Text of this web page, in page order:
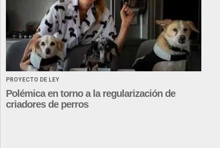
PROYECTO DE LEY
Polémica en torno a la regularización de
criadores de perros